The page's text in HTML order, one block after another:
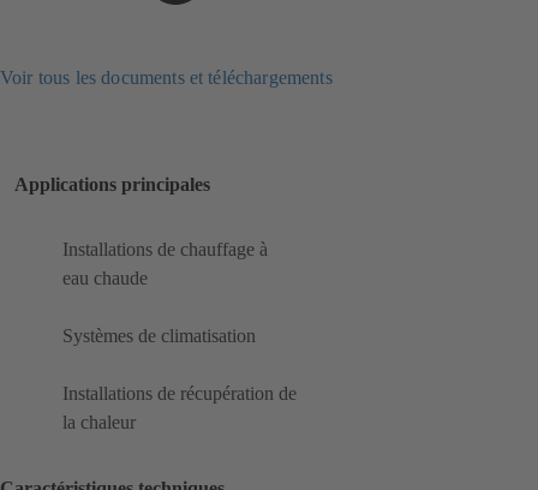
Voir tous les documents et téléchargements
Applications principales
Installations de chauffage à
eau chaude
Systèmes de climatisation
Installations de récupération de
la chaleur